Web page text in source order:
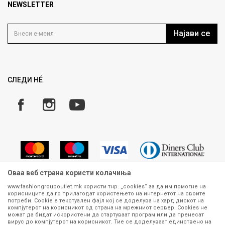
Продавница
Кариера
Политика на приватност
Како да купите
Замена и рефундација на производи
Плаќање
NEWSLETTER
Најави се
СЛЕДИ НÉ
Сите информации околу производите кои се изложени на нашата
онлајн продавница се стремиме да бидат конкретни, точни и прецизни,
меѓутоа не можеме да гарантираме дека се без ниту една грешка или
Оваа веб страна користи колачиња
www.fashiongroupoutlet.mk користи тнр. „cookies“ за да им помогне на
корисниците да го прилагодат користењето на интернетот на своите
потреби. Cookie е текстуален фајл кој се доделува на хард дискот на
компјутерот на корисникот од страна на мрежниот сервер. Cookies не
можат да бидат искористени да стартуваат програм или да пренесат
вирус до компјутерот на корисникот. Тие се доделуваат единствено на